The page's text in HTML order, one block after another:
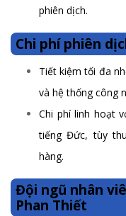
phiên dịch.
Chi phí phiên
Tiết kiệm tối đa
và hệ thống công
Chi phí linh hoạt
tiếng Đức, tùy
hàng.
Đội ngũ nhân
Phan Thiết